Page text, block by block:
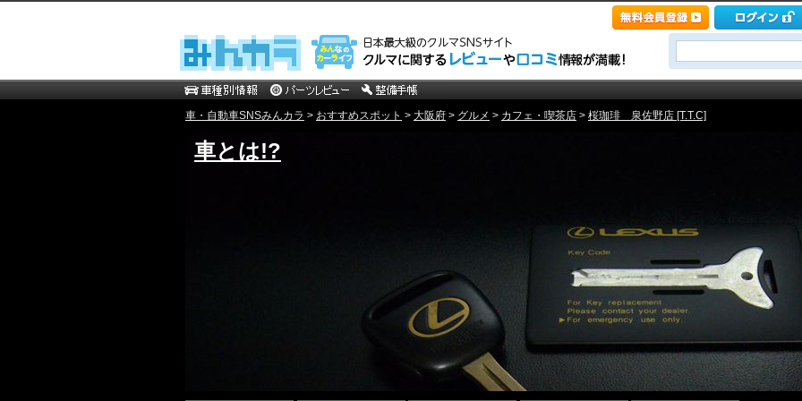
車・自動車SNSみんカラ > おすすめスポット > 大阪府 > グルメ > カフェ・喫茶店 > 桜珈琲 泉佐野店 [T.T.C]
車とは!?